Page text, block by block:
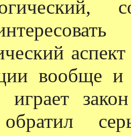
вообще и
играет